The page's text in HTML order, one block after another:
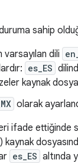
sahip
varsayılan dili
es_ES
kaynak
olarak
ifade ettiğinde
) kaynak
es_ES altında